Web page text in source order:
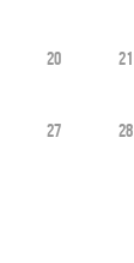
20 21
27 28